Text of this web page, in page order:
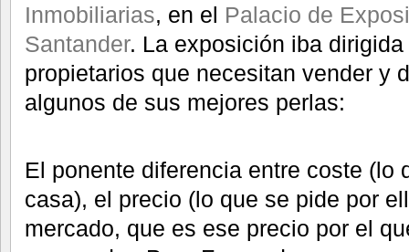
Inmobiliarias, en el Palacio de
Santander. La exposición iba
propietarios que necesitan vender y
algunos de sus mejores perlas:
El ponente diferencia entre coste (lo
casa), el precio (lo que se pide por
mercado, que es ese precio por el